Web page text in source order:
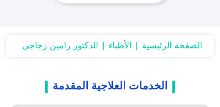
الصفحة الرئیسیة الأطباء الدكتور رامين زجاجي
الخدمات العلاجیة المقدمة